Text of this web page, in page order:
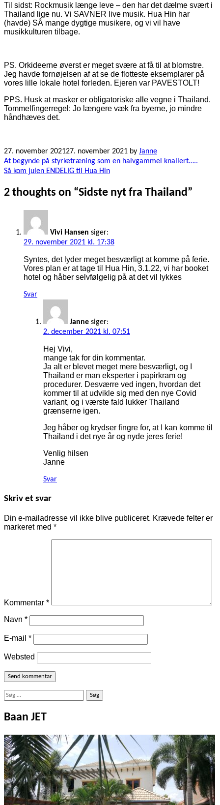
Til sidst: Rockmusik længe leve – den har det dælme svært i
Thailand lige nu. Vi SAVNER live musik. Hua Hin har
(havde) SÅ mange dygtige musikere, og vi vil have
musikkulturen tilbage.
PS. Orkideerne øverst er meget svære at få til at blomstre.
Jeg havde fornøjelsen af at se de flotteste eksemplarer på
vores lille lokale hotel forleden. Ejeren var PAVESTOLT!
PPS. Husk at masker er obligatoriske alle vegne i Thailand.
Tommelfingerregel: Jo længere væk fra byerne, jo mindre
håndhæves det.
27. november 202127. november 2021 by Janne
Indlægsnavigation
At begynde på styrketræning som en halvgammel knallert…..
Så kom julen ENDELIG til Hua Hin
2 thoughts on “Sidste nyt fra Thailand”
Vivi Hansen siger:
29. november 2021 kl. 17:38
Syntes, det lyder meget besværligt at komme på ferie.
Vores plan er at tage til Hua Hin, 3.1.22, vi har booket
hotel og håber selvfølgelig på at det vil lykkes
Svar
Janne siger:
2. december 2021 kl. 07:51
Hej Vivi,
mange tak for din kommentar.
Ja alt er blevet meget mere besværligt, og I
Thailand er man eksperter i papirkram og
procedurer. Desværre ved ingen, hvordan det
kommer til at udvikle sig med den nye Covid
variant, og i værste fald lukker Thailand
grænserne igen.
Jeg håber og krydser fingre for, at I kan komme til
Thailand i det nye år og nyde jeres ferie!
Venlig hilsen
Janne
Svar
Skriv et svar
Din e-mailadresse vil ikke blive publiceret. Krævede felter er
markeret med *
Kommentar *
Navn *
E-mail *
Websted
Søg
Baan JET